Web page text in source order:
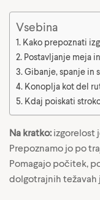
Vsebina
Kako prepoznati
Postavljanje meja
Gibanje, spanje in
Konoplja kot del
Kdaj poiskati
Na kratko:izgorelost
Prepoznamo jo po
Pomagajo počitek,
dolgotrajnih težavah